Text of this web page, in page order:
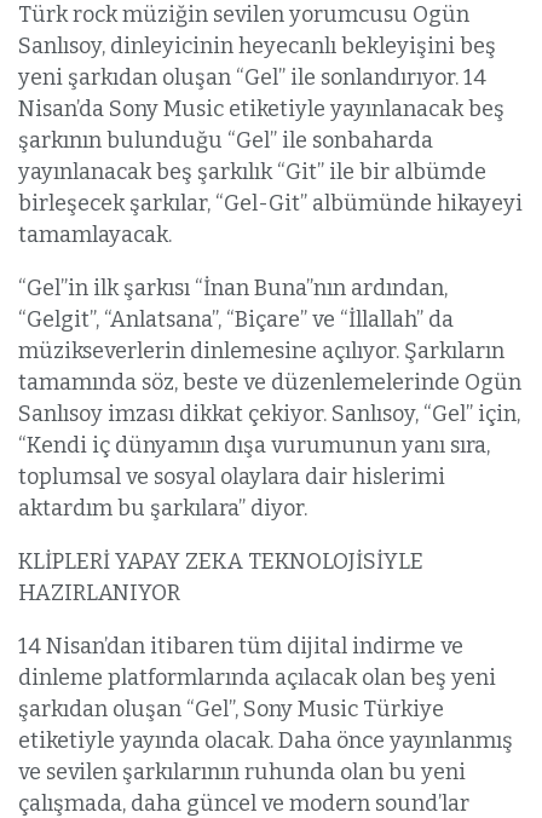
Türk rock müziğin sevilen yorumcusu Ogün
Sanlısoy, dinleyicinin heyecanlı bekleyişini beş
yeni şarkıdan oluşan “Gel” ile sonlandırıyor. 14
Nisan’da Sony Music etiketiyle yayınlanacak beş
şarkının bulunduğu “Gel” ile sonbaharda
yayınlanacak beş şarkılık “Git” ile bir albümde
birleşecek şarkılar, “Gel-Git” albümünde hikayeyi
tamamlayacak.
“Gel”in ilk şarkısı “İnan Buna”nın ardından,
“Gelgit”, “Anlatsana”, “Biçare” ve “İllallah” da
müzikseverlerin dinlemesine açılıyor. Şarkıların
tamamında söz, beste ve düzenlemelerinde Ogün
Sanlısoy imzası dikkat çekiyor. Sanlısoy, “Gel” için,
“Kendi iç dünyamın dışa vurumunun yanı sıra,
toplumsal ve sosyal olaylara dair hislerimi
aktardım bu şarkılara” diyor.
KLİPLERİ YAPAY ZEKA TEKNOLOJİSİYLE
HAZIRLANIYOR
14 Nisan’dan itibaren tüm dijital indirme ve
dinleme platformlarında açılacak olan beş yeni
şarkıdan oluşan “Gel”, Sony Music Türkiye
etiketiyle yayında olacak. Daha önce yayınlanmış
ve sevilen şarkılarının ruhunda olan bu yeni
çalışmada, daha güncel ve modern sound’lar